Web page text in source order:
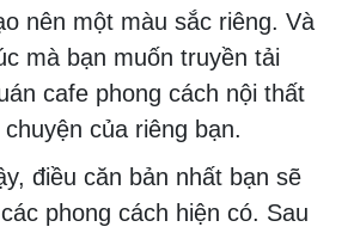
nên một màu sắc riêng. Và
mà bạn muốn truyền tải
cafe phong cách nội thất
của riêng bạn.
điều căn bản nhất bạn sẽ
phong cách hiện có. Sau